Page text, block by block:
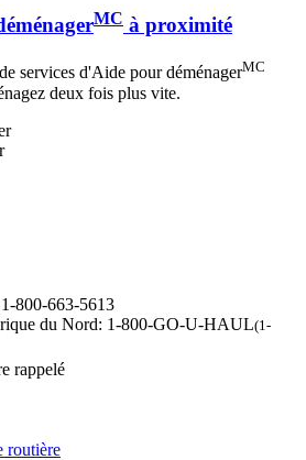
MC à proximité
services d'Aide pour déménagerMC
deux fois plus vite.
800-663-5613
du Nord: 1-800-GO-U-HAUL(1-
rappelé
routière